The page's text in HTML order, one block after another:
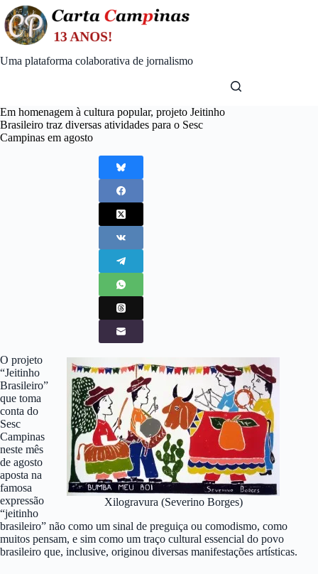
Skip
to
content
Uma plataforma colaborativa de jornalismo
Em homenagem à cultura popular, projeto Jeitinho
Brasileiro traz diversas atividades para o Sesc
Campinas em agosto
Xilogravura (Severino Borges)
O projeto
“Jeitinho
Brasileiro”
que toma
conta do
Sesc
Campinas
neste mês
de agosto
aposta na
famosa
expressão
“jeitinho
brasileiro” não como um sinal de preguiça ou comodismo, como
muitos pensam, e sim como um traço cultural essencial do povo
brasileiro que, inclusive, originou diversas manifestações artísticas.